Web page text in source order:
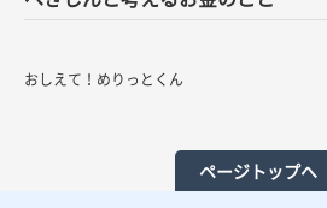
おしえて！めりっとくん
ページトップへ